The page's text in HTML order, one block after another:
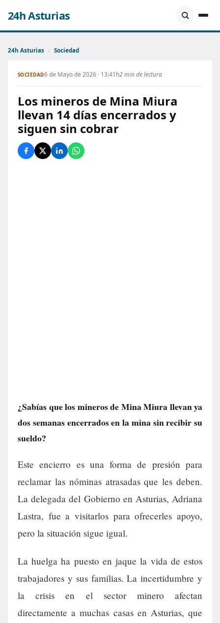
24h Asturias
24h Asturias › Sociedad
SOCIEDAD6 de Mayo de 2026 · 13:41h2 min de lectura
Los mineros de Mina Miura
llevan 14 días encerrados y
siguen sin cobrar
¿Sabías que los mineros de Mina Miura llevan ya
dos semanas encerrados en la mina sin recibir su
sueldo?
Este encierro es una forma de presión para
reclamar las nóminas atrasadas que les deben.
La delegada del Gobierno en Asturias, Adriana
Lastra, fue a visitarlos para ofrecerles apoyo,
pero la situación sigue igual.
La huelga ha puesto en jaque la vida de estos
trabajadores y sus familias. La incertidumbre y
la crisis en el sector minero afectan
directamente a muchas casas en Asturias, que